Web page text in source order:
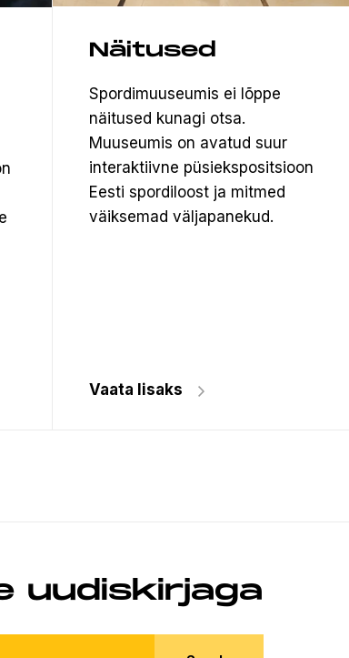
Näitused
Spordimuuseumis ei lõppe
näitused kunagi otsa.
Muuseumis on avatud suur
interaktiivne püsiekspositsioon
Eesti spordiloost ja mitmed
väiksemad väljapanekud.
Vaata lisaks
uudiskirjaga